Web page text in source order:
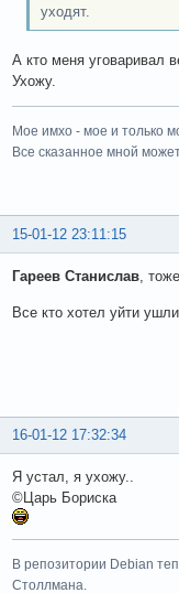
уходят.
А кто меня уговаривал
Ухожу.
Мое имхо - мое и только
Все сказанное мной
15-01-12 23:11:15
Гареев Станислав ,
Все кто хотел уйти
16-01-12 17:32:34
Я устал, я ухожу..
©Царь Бориска
В репозитории Debian
Столлмана.